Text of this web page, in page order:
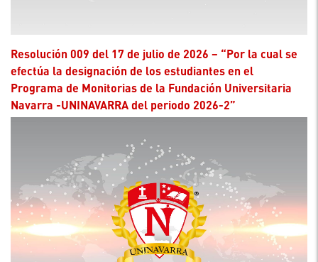
Resolución 009 del 17 de julio de 2026 – “Por la cual se
efectúa la designación de los estudiantes en el
Programa de Monitorias de la Fundación Universitaria
Navarra -UNINAVARRA del periodo 2026-2”